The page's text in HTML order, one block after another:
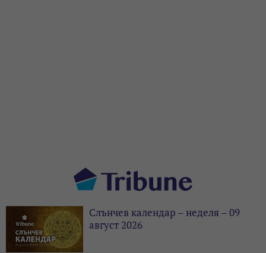
Слънчев календар – неделя – 09
август 2026